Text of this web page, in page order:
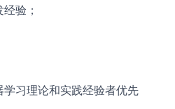
验；
习理论和实践经验者优先